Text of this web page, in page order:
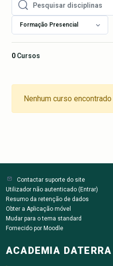
Pesquisar disciplinas
Pesquisar disciplinas
Formação Presencial
0 Cursos
Nenhum curso encontrado
Contactar suporte do site
Utilizador não autenticado (Entrar)
Resumo da retenção de dados
Obter a Aplicação móvel
Mudar para o tema standard
Fornecido por Moodle
ACADEMIA DATERRA